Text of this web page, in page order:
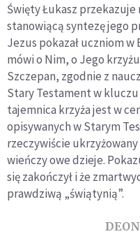
Święty Łukasz
stanowiącą syntezę jego
Jezus pokazał uczniom w
mówi o Nim, o Jego
Szczepan, zgodnie z
Stary Testament w
tajemnica krzyża jest w
opisywanych w Starym
rzeczywiście
wieńczy owe dzieje.
się zakończył i że
prawdziwą „świątynią”.